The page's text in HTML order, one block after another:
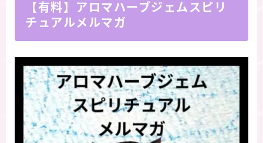
【有料】アロマハーブジェムスピリ
チュアルメルマガ